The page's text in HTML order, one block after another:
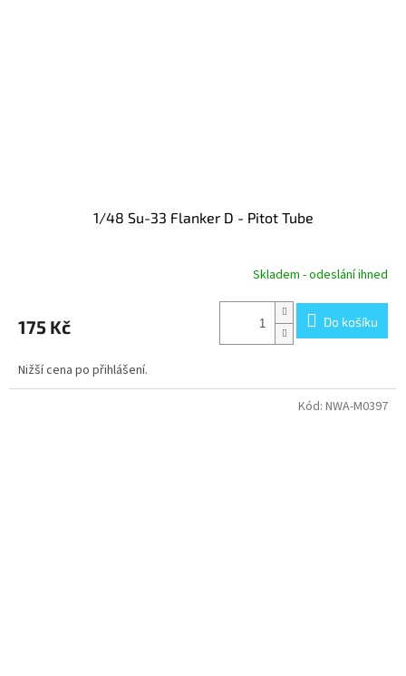
1/48 Su-33 Flanker D - Pitot Tube
Skladem - odeslání ihned
175 Kč Do košíku
Nižší cena po přihlášení.
Kód: NWA-M0397